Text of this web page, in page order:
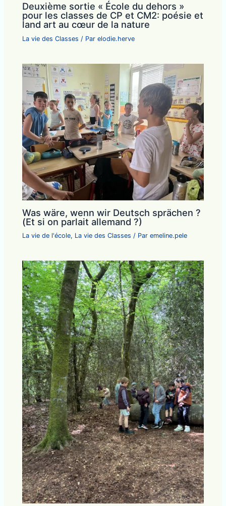
Deuxième sortie « École du dehors »
pour les classes de CP et CM2: poésie et
land art au cœur de la nature
La vie des Classes / Parelodie.herve
Was wäre, wenn wir Deutsch sprächen ?
(Et si on parlait allemand ?)
La vie de l'école, La vie des Classes / Paremeline.pele